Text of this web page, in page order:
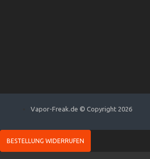
Vapor-Freak.de © Copyright 2026
BESTELLUNG WIDERRUFEN